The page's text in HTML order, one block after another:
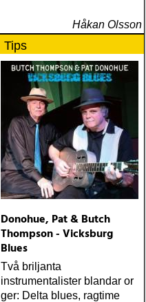
Håkan Olsson
Tips
Donohue, Pat & Butch
Thompson - Vicksburg
Blues
Två briljanta
instrumentalister blandar or
ger: Delta blues, ragtime